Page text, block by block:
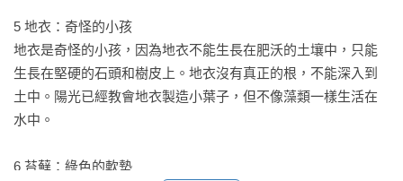
【華德福家長、教師、動植物專家溫暖推薦】
★朱思穎（國立清華大學特殊教育學系教授）
★何新松（北京大學多元文化教育課程客座教授）
★吳宜君（台北市青禾華德福實驗教育機構創校教師）
5 地衣：奇怪的小孩
地衣是奇怪的小孩，因為地衣不能生長在肥沃的土壤中，只能
生長在堅硬的石頭和樹皮上。地衣沒有真正的根，不能深入到
土中。陽光已經教會地衣製造小葉子，但不像藻類一樣生活在
水中。
6 苔蘚：綠色的軟墊